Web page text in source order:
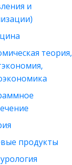
и
теория,
продукты